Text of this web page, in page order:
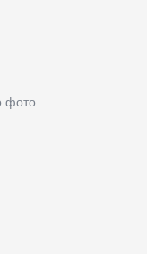
фото